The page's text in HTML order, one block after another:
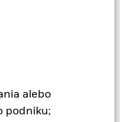
alebo
podniku;
sumu.
tohto fondu
rizika. Použitie
predstavovať
over“) pre iné
zabezpečí, aby
rizika nákazy